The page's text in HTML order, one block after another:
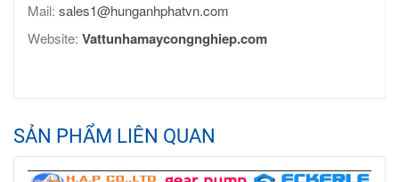
Mail: sales1@hunganhphatvn.com
Website: Vattunhamaycongnghiep.com
SẢN PHẨM LIÊN QUAN